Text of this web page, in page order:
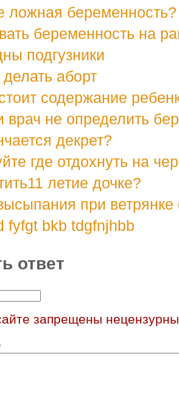
ложная беременность?
беременность на
подгузники
аборт
содержание
врач не определить
декрет?
где отдохнуть на
летие дочке?
при ветрянке
fyfgt bkb tdgfnjhbb
ответ
запрещены